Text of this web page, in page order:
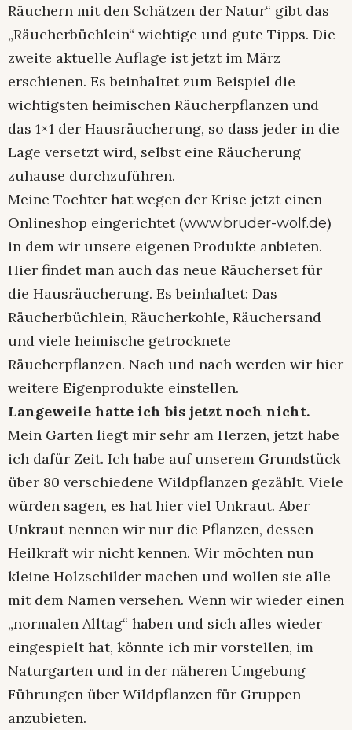
Räuchern mit den Schätzen der Natur“ gibt das
„Räucherbüchlein“ wichtige und gute Tipps. Die
zweite aktuelle Auflage ist jetzt im März
erschienen. Es beinhaltet zum Beispiel die
wichtigsten heimischen Räucherpflanzen und
das 1×1 der Hausräucherung, so dass jeder in die
Lage versetzt wird, selbst eine Räucherung
zuhause durchzuführen.
Meine Tochter hat wegen der Krise jetzt einen
Onlineshop eingerichtet (www.bruder-wolf.de)
in dem wir unsere eigenen Produkte anbieten.
Hier findet man auch das neue Räucherset für
die Hausräucherung. Es beinhaltet: Das
Räucherbüchlein, Räucherkohle, Räuchersand
und viele heimische getrocknete
Räucherpflanzen. Nach und nach werden wir hier
weitere Eigenprodukte einstellen.
Langeweile hatte ich bis jetzt noch nicht.
Mein Garten liegt mir sehr am Herzen, jetzt habe
ich dafür Zeit. Ich habe auf unserem Grundstück
über 80 verschiedene Wildpflanzen gezählt. Viele
würden sagen, es hat hier viel Unkraut. Aber
Unkraut nennen wir nur die Pflanzen, dessen
Heilkraft wir nicht kennen. Wir möchten nun
kleine Holzschilder machen und wollen sie alle
mit dem Namen versehen. Wenn wir wieder einen
„normalen Alltag“ haben und sich alles wieder
eingespielt hat, könnte ich mir vorstellen, im
Naturgarten und in der näheren Umgebung
Führungen über Wildpflanzen für Gruppen
anzubieten.